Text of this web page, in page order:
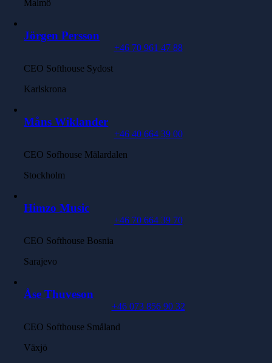
Malmö
Jörgen Persson
+46 70 961 47 88
CEO Softhouse Sydost
Karlskrona
Måns Wiklander
+46 40 664 39 00
CEO Sofhouse Mälardalen
Stockholm
Himzo Music
+46 70 664 39 70
CEO Softhouse Bosnia
Sarajevo
Åse Thuveson
+46 073 856 90 32
CEO Softhouse Småland
Växjö